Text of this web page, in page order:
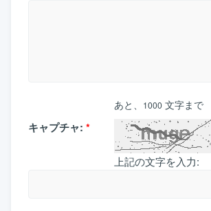
あと、 1000 文字まで
キャプチャ: *
上記の文字を入力: